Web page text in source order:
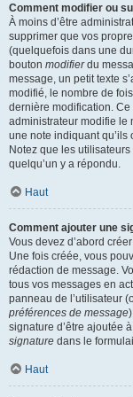
Comment modifier ou
À moins d’être
supprimer que vos
(quelquefois dans une
bouton modifierdu
message, un petit texte
modifié, le nombre de
dernière modification.
administrateur modifie le
une note indiquant
Notez que les
quelqu’un y a répondu.
Haut
Comment ajouter une
Vous devez d’abord
Une fois créée, vous
rédaction de message.
tous vos messages en
panneau de l’utilisateur
préférences de message
signature d’être ajoutée
signature dans le
Haut